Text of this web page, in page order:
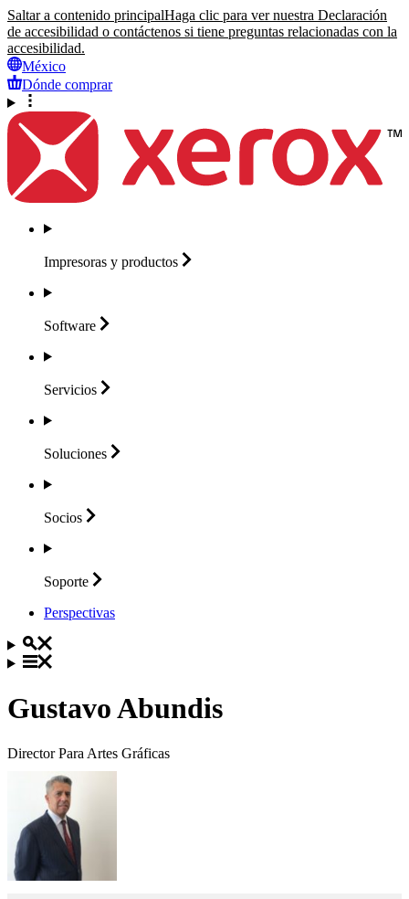
Saltar a contenido principalHaga clic para ver nuestra Declaración
de accesibilidad o contáctenos si tiene preguntas relacionadas con la
accesibilidad.
México
Dónde comprar
Impresoras y productos
Software
Servicios
Soluciones
Socios
Soporte
Perspectivas
Gustavo Abundis
Director Para Artes Gráficas